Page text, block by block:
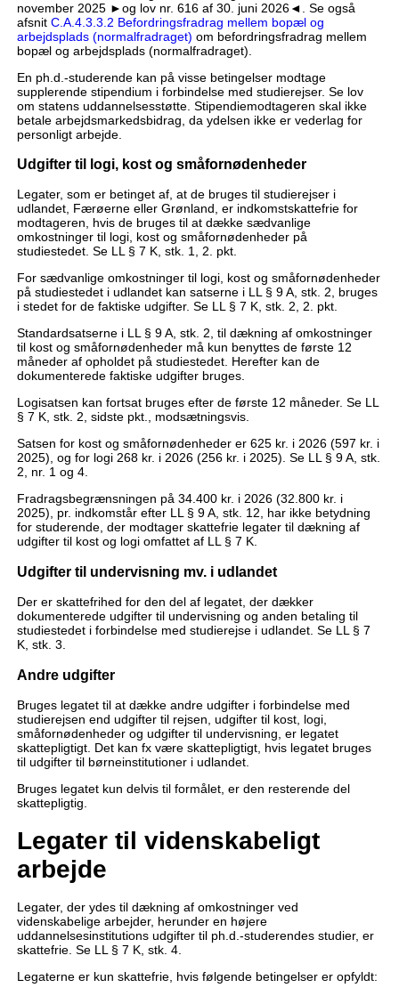
november 2025 ►og lov nr. 616 af 30. juni 2026◄. Se også
afsnit C.A.4.3.3.2 Befordringsfradrag mellem bopæl og
arbejdsplads (normalfradraget) om befordringsfradrag mellem
bopæl og arbejdsplads (normalfradraget).
En ph.d.-studerende kan på visse betingelser modtage
supplerende stipendium i forbindelse med studierejser. Se lov
om statens uddannelsesstøtte. Stipendiemodtageren skal ikke
betale arbejdsmarkedsbidrag, da ydelsen ikke er vederlag for
personligt arbejde.
Udgifter til logi, kost og småfornødenheder
Legater, som er betinget af, at de bruges til studierejser i
udlandet, Færøerne eller Grønland, er indkomstskattefrie for
modtageren, hvis de bruges til at dække sædvanlige
omkostninger til logi, kost og småfornødenheder på
studiestedet. Se LL § 7 K, stk. 1, 2. pkt.
For sædvanlige omkostninger til logi, kost og småfornødenheder
på studiestedet i udlandet kan satserne i LL § 9 A, stk. 2, bruges
i stedet for de faktiske udgifter. Se LL § 7 K, stk. 2, 2. pkt.
Standardsatserne i LL § 9 A, stk. 2, til dækning af omkostninger
til kost og småfornødenheder må kun benyttes de første 12
måneder af opholdet på studiestedet. Herefter kan de
dokumenterede faktiske udgifter bruges.
Logisatsen kan fortsat bruges efter de første 12 måneder. Se LL
§ 7 K, stk. 2, sidste pkt., modsætningsvis.
Satsen for kost og småfornødenheder er 625 kr. i 2026 (597 kr. i
2025), og for logi 268 kr. i 2026 (256 kr. i 2025). Se LL § 9 A, stk.
2, nr. 1 og 4.
Fradragsbegrænsningen på 34.400 kr. i 2026 (32.800 kr. i
2025), pr. indkomstår efter LL § 9 A, stk. 12, har ikke betydning
for studerende, der modtager skattefrie legater til dækning af
udgifter til kost og logi omfattet af LL § 7 K.
Udgifter til undervisning mv. i udlandet
Der er skattefrihed for den del af legatet, der dækker
dokumenterede udgifter til undervisning og anden betaling til
studiestedet i forbindelse med studierejse i udlandet. Se LL § 7
K, stk. 3.
Andre udgifter
Bruges legatet til at dække andre udgifter i forbindelse med
studierejsen end udgifter til rejsen, udgifter til kost, logi,
småfornødenheder og udgifter til undervisning, er legatet
skattepligtigt. Det kan fx være skattepligtigt, hvis legatet bruges
til udgifter til børneinstitutioner i udlandet.
Bruges legatet kun delvis til formålet, er den resterende del
skattepligtig.
Legater til videnskabeligt
arbejde
Legater, der ydes til dækning af omkostninger ved
videnskabelige arbejder, herunder en højere
uddannelsesinstitutions udgifter til ph.d.-studerendes studier, er
skattefrie. Se LL § 7 K, stk. 4.
Legaterne er kun skattefrie, hvis følgende betingelser er opfyldt: